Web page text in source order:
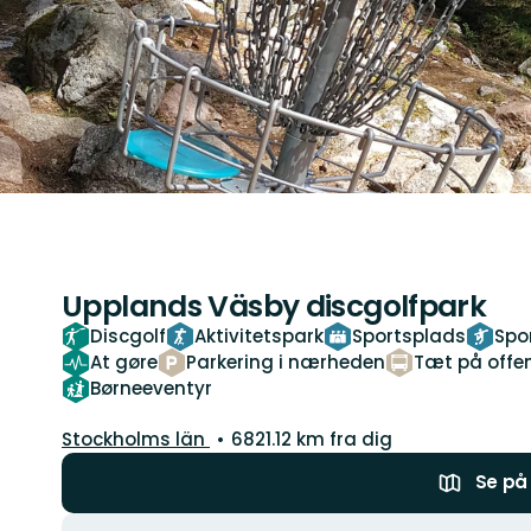
Upplands Väsby discgolfpark
Discgolf Aktivitetspark Sportsplads
At gøre
Parkering i nærheden
Tæt på
Børneeventyr
Amt:
Stockholms län
6821.12 km fra dig
Se